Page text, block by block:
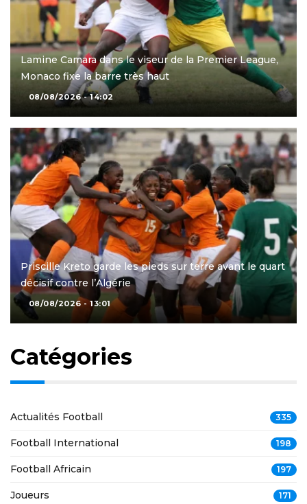
Lamine Camara dans le viseur de la Premier League,
Monaco fixe la barre très haut
08/08/2026 - 14:02
Priscille Kreto garde les pieds sur terre avant le quart
décisif contre l’Algérie
08/08/2026 - 13:01
Catégories
Actualités Football 335
Football International 198
Football Africain 197
Joueurs 171